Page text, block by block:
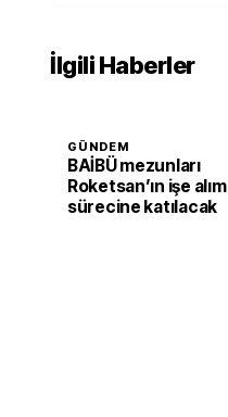
İlgili Haberler
GÜNDEM
BAİBÜ mezunları
Roketsan’ın işe alım
sürecine katılacak